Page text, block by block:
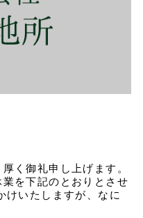
く御礼申し上げます。
を下記のとおりとさせ
けいたしますが、なに